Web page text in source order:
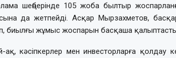
шеңберінде 105 жоба былтыр
да жетпейді. Асқар Мырзахметов,
биылғы жұмыс жоспарын басқаша
ақ, кәсіпкерлер мен инвесторларға қолдау